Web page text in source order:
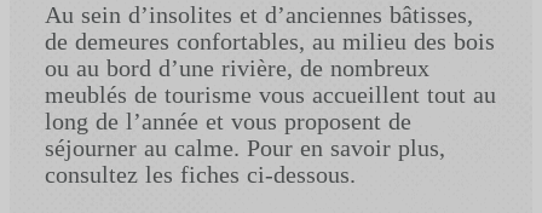
Au sein d’insolites et d’anciennes bâtisses,
de demeures confortables, au milieu des bois
ou au bord d’une rivière, de nombreux
meublés de tourisme vous accueillent tout au
long de l’année et vous proposent de
séjourner au calme. Pour en savoir plus,
consultez les fiches ci-dessous.